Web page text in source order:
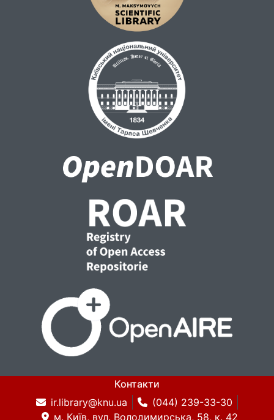
Контакти
ir.library@knu.ua
(044) 239-33-30
м. Київ, вул. Володимирська, 58, к. 42